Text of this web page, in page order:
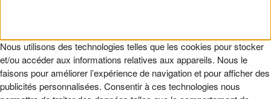
Nous utilisons des technologies telles que les cookies pour stocker
et/ou accéder aux informations relatives aux appareils. Nous le
faisons pour améliorer l’expérience de navigation et pour afficher des
publicités personnalisées. Consentir à ces technologies nous